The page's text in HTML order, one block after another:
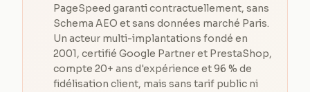
PageSpeed garanti contractuellement, sans
Schema AEO et sans données marché Paris.
Un acteur multi-implantations fondé en
2001, certifié Google Partner et PrestaShop,
compte 20+ ans d'expérience et 96 % de
fidélisation client, mais sans tarif public ni